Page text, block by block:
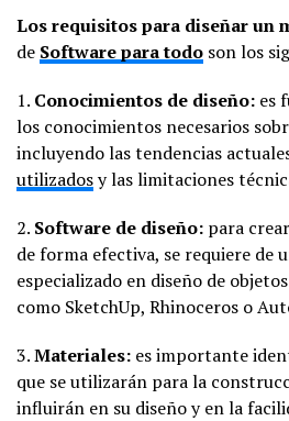
Los requisitos para diseñar un
de Software para todo son los
1. Conocimientos de diseño: es
los conocimientos necesarios
incluyendo las tendencias
utilizadosy las limitaciones
2. Software de diseño: para
de forma efectiva, se requiere de
especializado en diseño de
como SketchUp, Rhinoceros o
3.Materiales: es importante
que se utilizarán para la
influirán en su diseño y en la